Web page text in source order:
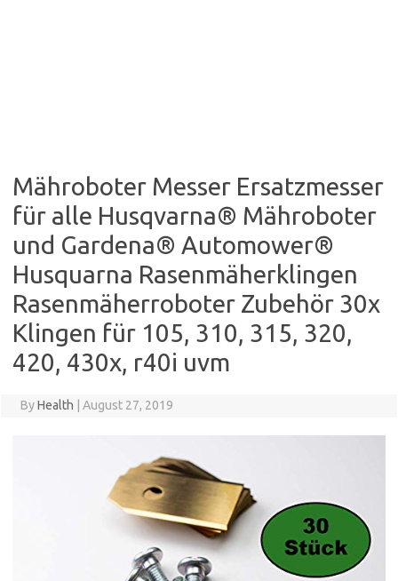
Mähroboter Messer Ersatzmesser
für alle Husqvarna® Mähroboter
und Gardena® Automower®
Husquarna Rasenmäherklingen
Rasenmäherroboter Zubehör 30x
Klingen für 105, 310, 315, 320,
420, 430x, r40i uvm
ByHealth August 27, 2019